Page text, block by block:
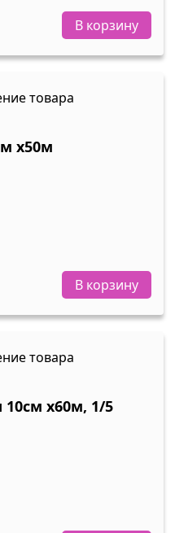
В корзину
х50м
В корзину
х60м, 1/5